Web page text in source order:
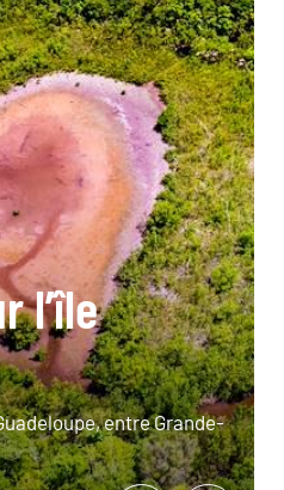
l’île
entre Grande-